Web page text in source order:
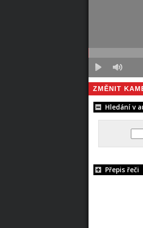
ZMĚNIT
Hledání v
Přepis řeči